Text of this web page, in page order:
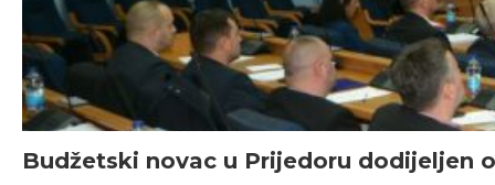
Budžetski novac u Prijedoru dodijeljen